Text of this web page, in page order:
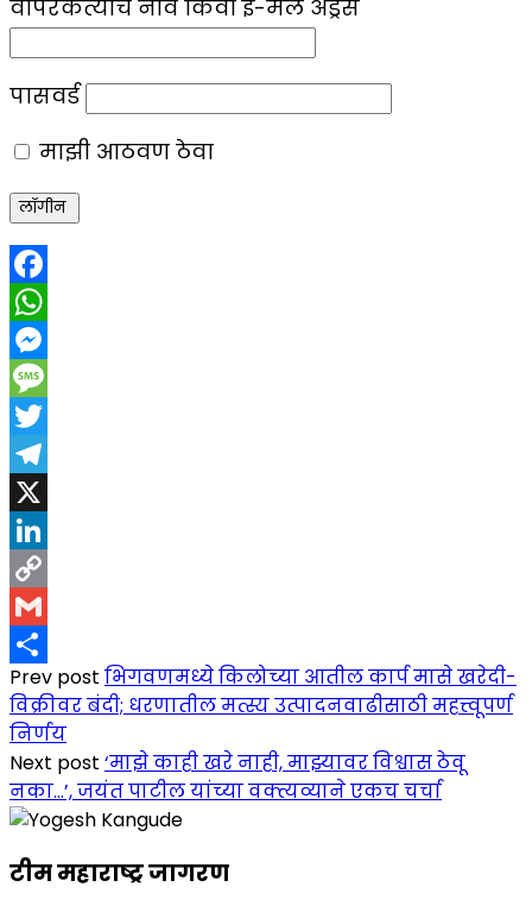
वापरकर्त्याचे नाव किंवा ई-मेल ॲड्रेस
पासवर्ड
माझी आठवण ठेवा
Facebook
WhatsApp
Messenger
Message
Twitter
Telegram
X
LinkedIn
Copy
Link
Gmail
Share
Prev post भिगवणमध्ये किलोच्या आतील कार्प मासे खरेदी-
विक्रीवर बंदी; धरणातील मत्स्य उत्पादनवाढीसाठी महत्त्वूपर्ण
निर्णय
Next post ‘माझे काही खरे नाही, माझ्यावर विश्वास ठेवू
नका…’, जयंत पाटील यांच्या वक्त्यव्याने एकच चर्चा
टीम महाराष्ट्र जागरण